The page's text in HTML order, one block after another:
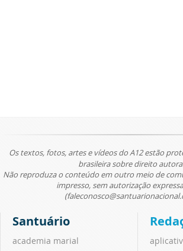
Os textos, fotos, artes e vídeos do A12 estão
brasileira sobre direito
Não reproduza o conteúdo em outro meio de
impresso, sem autorização
Santuário
academia marial